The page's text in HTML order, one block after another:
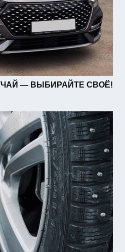
— ВЫБИРАЙТЕ СВОЁ!